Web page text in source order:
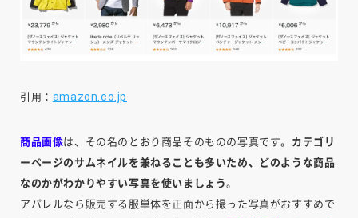
引用： amazon.co.jp
商品画像は、その名のとおり商品そのものの写真です。 カテゴリ
ーページのサムネイルを兼ねることも多いため、どのような商品
なのかがわかりやすい写真を使いましょう。
アパレルなら販売する服単体を正面から撮った写真がおすすめで